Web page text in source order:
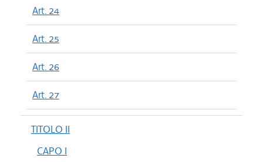
Art. 24
Art. 25
Art. 26
Art. 27
TITOLO II
CAPO I